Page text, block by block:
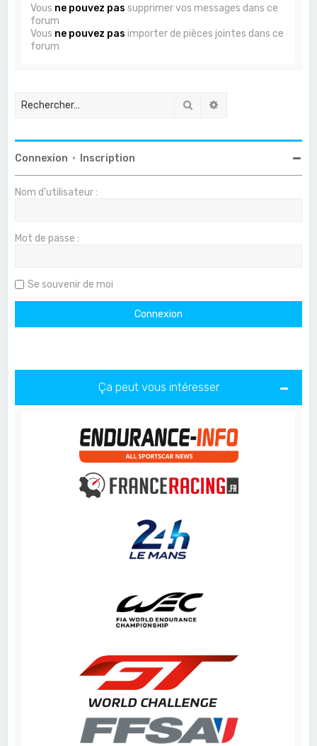
Vous ne pouvez pas supprimer vos messages dans ce
forum
Vous ne pouvez pas importer de pièces jointes dans ce
forum
Rechercher
Connexion • Inscription
Nom d’utilisateur :
Mot de passe :
Se souvenir de moi
Ça peut vous intéresser